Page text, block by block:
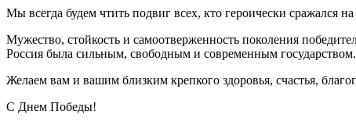
Мы всегда будем чтить подвиг всех, кто героически сражался
Мужество, стойкость и самоотверженность поколения
Россия была сильным, свободным и современным государством.
Желаем вам и вашим близким крепкого здоровья, счастья,
С Днем Победы!